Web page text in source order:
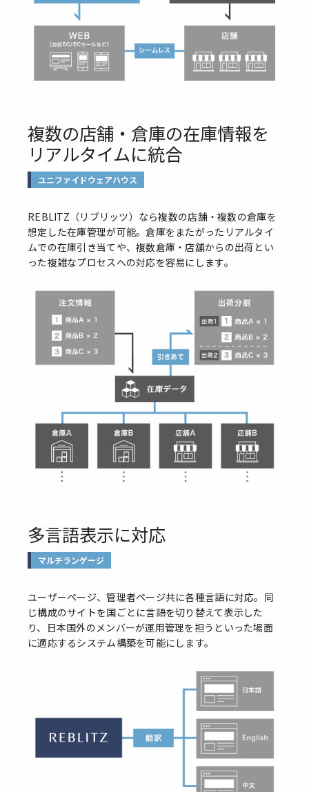
複数の店舗・倉庫の在庫情報を
リアルタイムに統合
ユニファイドウェアハウス
REBLITZ（リブリッツ）なら複数の店舗・複数の倉庫を
想定した在庫管理が可能。倉庫をまたがったリアルタイ
ムでの在庫引き当てや、複数倉庫・店舗からの出荷とい
った複雑なプロセスへの対応を容易にします。
多言語表示に対応
マルチランゲージ
ユーザーページ、管理者ページ共に各種言語に対応。同
じ構成のサイトを国ごとに言語を切り替えて表示した
り、日本国外のメンバーが運用管理を担うといった場面
に適応するシステム構築を可能にします。